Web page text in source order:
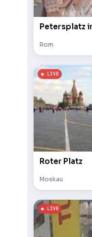
Petersplatz
Rom
Roter Platz
Moskau